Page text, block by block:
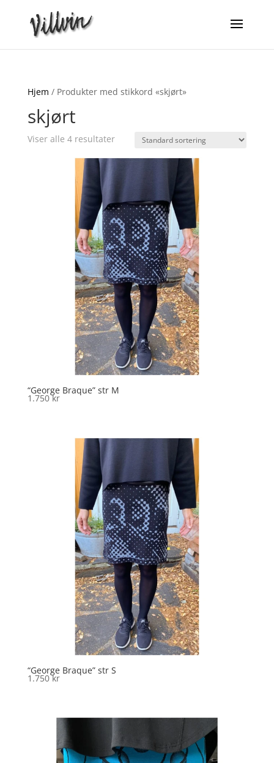
Hjem / Produkter med stikkord «skjørt»
skjørt
Viser alle 4 resultater
“George Braque” str M
1.750kr
“George Braque” str S
1.750kr